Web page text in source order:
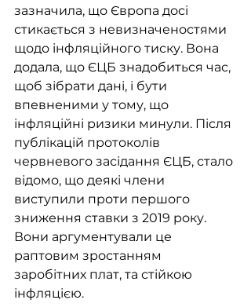
зазначила, що Європа досі
стикається з невизначеностями
щодо інфляційного тиску. Вона
додала, що ЄЦБ знадобиться час,
щоб зібрати дані, і бути
впевненими у тому, що
інфляційні ризики минули. Після
публікацій протоколів
червневого засідання ЄЦБ, стало
відомо, що деякі члени
виступили проти першого
зниження ставки з 2019 року.
Вони аргументували це
раптовим зростанням
заробітних плат, та стійкою
інфляцією.